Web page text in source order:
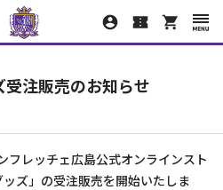
受注販売のお知らせ
フレッチェ広島公式オンラインスト
ッズ」の受注販売を開始いたしま